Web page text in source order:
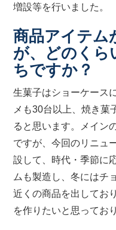
増設等を行いました。
商品アイテム
が、どのくら
ちですか？
生菓子はショーケース
メも30台以上、焼き菓
ると思います。メイン
ですが、今回のリニュ
設して、時代・季節に
ムも製造し、冬にはチ
近くの商品を出してお
を作りたいと思ってお